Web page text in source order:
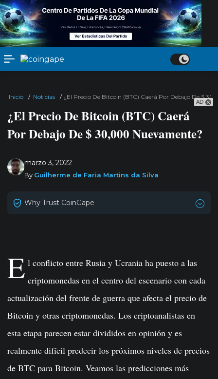
AD
Inicio / Noticias / ¿El Precio De Bitcoin (BTC) Caerá Por Debajo De $
¿El Precio De Bitcoin (BTC) Caerá
Por Debajo De $ 30,000 Nuevamente?
marzo 3, 2022
By Guilherme de Faria Martins da Silva
Why Trust CoinGape
E l conflicto entre Rusia y Ucrania ha puesto a las
criptomonedas en el centro del escenario con cada
actualización del frente de guerra que afecta el precio de
Bitcoin y otras criptomonedas. Los criptoanalistas en
esta etapa parecen estar divididos en opinión y es
realmente difícil predecir los próximos niveles de precios
de BTC para Bitcoin. Veamos las predicciones más